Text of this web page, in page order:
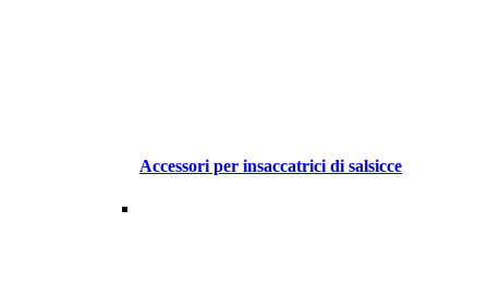
Accessori per insaccatrici di salsicce